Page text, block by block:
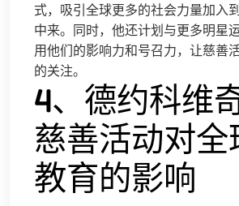
式，吸引全球更多的社会力量加入
中来。同时，他还计划与更多明星
用他们的影响力和号召力，让慈善
的关注。
4、德约科维
慈善活动对全
教育的影响